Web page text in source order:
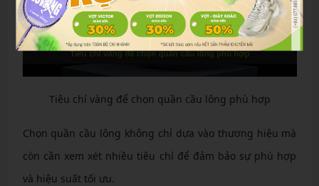
Tiêu chí vàng để chọn quần cầu lông phù hợp
Chọn quần cầu lông không chỉ dựa vào thương hiệu mà
còn cần xem xét nhiều tiêu chí để đảm bảo sự phù hợp
và hiệu suất tối ưu.